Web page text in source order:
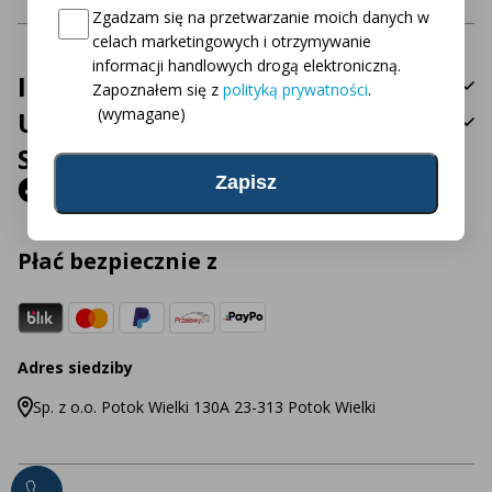
Informacje
Usługa
Social Media
Płać bezpiecznie z
Adres siedziby
Sp. z o.o. Potok Wielki 130A 23-313 Potok Wielki
Consent (wymagane)
Zgadzam się na przetwarzanie moich danych w
celach marketingowych i otrzymywanie
informacji handlowych drogą elektroniczną.
Zapoznałem się z polityką prywatności.
(wymagane)